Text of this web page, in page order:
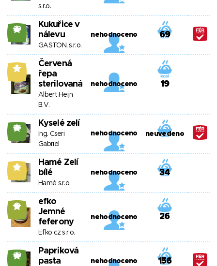
s.r.o.
23
Kukuřice v
nálevu
GASTON, s.r.o.
nehodnoceno 69
5
Červená
řepa
sterilovaná
Albert Heijn
B.V.
nehodnoceno 19
25 Kyselé zelí
Ing. Cseri
Gabriel
nehodnoceno neuvedeno
6
Hamé Zelí
bílé
Hamé s.r.o.
nehodnoceno 34
13
efko
Jemné
feferony
Efko cz s.r.o.
nehodnoceno 26
23
Papriková
pasta
nehodnoceno 156